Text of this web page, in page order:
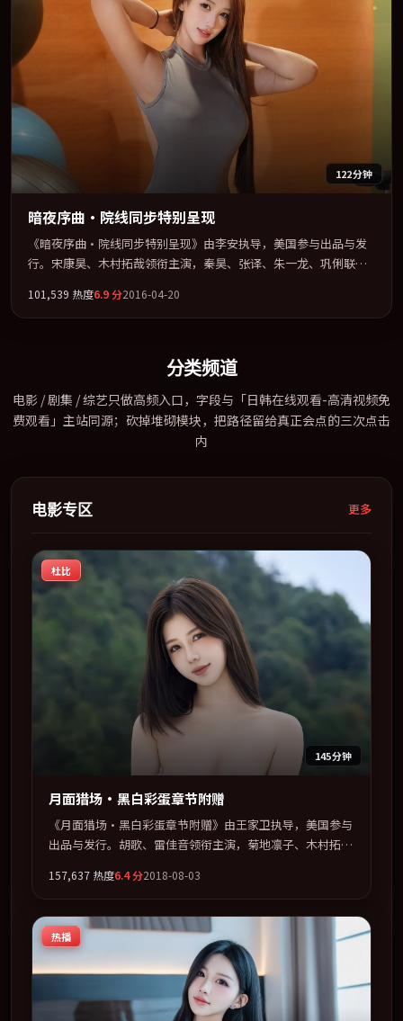
122分钟
暗夜序曲·院线同步特别呈现
《暗夜序曲·院线同步特别呈现》由李安执导，美国参与出品与发
行。宋康昊、木村拓哉领衔主演，秦昊、张译、朱一龙、巩俐联袂
型为骨架，在叙事、表演与视听上力求统一。定于 2016-08-28 在内
地院线及主流平台同步亮相，2016 年度话题片中口碑稳健，适合喜
101,539 热度6.9分2016-04-20
分类频道
电影 / 剧集 / 综艺只做高频入口，字段与「日韩在线观看-高清视频免
费观看」主站同源；砍掉堆砌模块，把路径留给真正会点的三次点击
内
电影专区 更多
杜比
145分钟
月面猎场·黑白彩蛋章节附赠
《月面猎场·黑白彩蛋章节附赠》由王家卫执导，美国参与
出品与发行。胡歌、雷佳音领衔主演，菊地凛子、木村拓
虑的隐喻表达。全片以「奇幻」类型为骨架，在叙事、表演
台同步亮相，2018 年度话题片中口碑稳健，适合喜欢强情
节与人物弧光的观众完整观看。
157,637 热度6.4分2018-08-03
热播